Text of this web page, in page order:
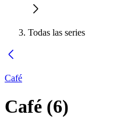
Todas las series
Café
Café (6)